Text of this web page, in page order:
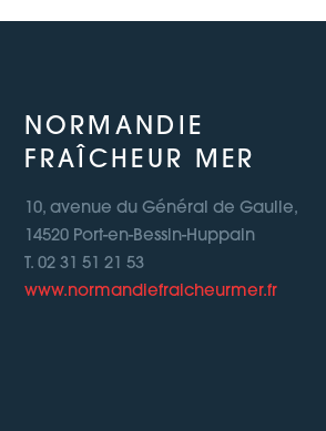
NORMANDIE
FRAÎCHEUR MER
10, avenue du Général de Gaulle,
14520 Port-en-Bessin-Huppain
T. 02 31 51 21 53
www.normandiefraicheurmer.fr